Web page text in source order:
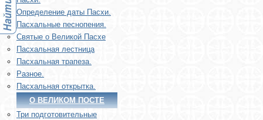
Определение даты Пасхи.
Пасхальные песнопения.
Святые о Великой Пасхе
Пасхальная лестница
Пасхальная трапеза.
Разное.
Пасхальная открытка.
О ВЕЛИКОМ ПОСТЕ
Три подготовительные